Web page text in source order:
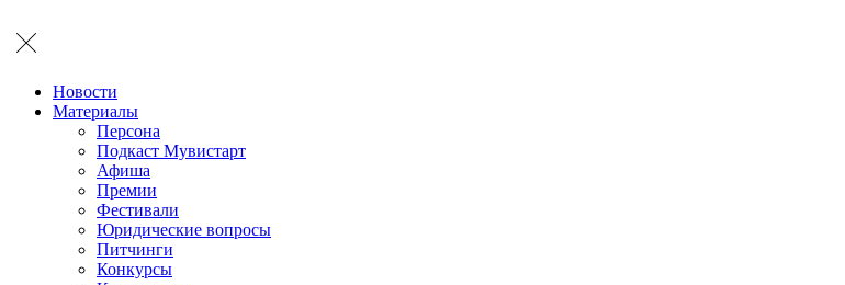
Новости
Материалы
Персона
Подкаст Мувистарт
Афиша
Премии
Фестивали
Юридические вопросы
Питчинги
Конкурсы